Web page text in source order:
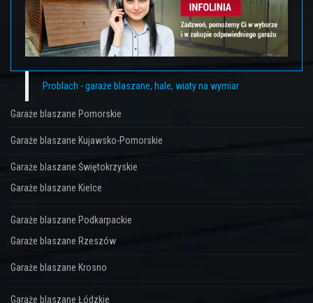
Problach - garaże blaszane, hale, wiaty na wymiar
Garaże blaszane Pomorskie
Garaże blaszane Kujawsko-Pomorskie
Garaże blaszane Świętokrzyskie
Garaże blaszane Kielce
Garaże blaszane Podkarpackie
Garaże blaszane Rzeszów
Garaże blaszane Krosno
Garaże blaszane Łódzkie